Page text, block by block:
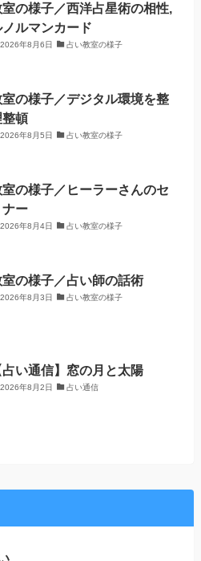
室の様子／西洋占星術の相性,
ノルマンカード
2026年8月6日 占い教室の様子
室の様子／デジタル環境を整
整頓
2026年8月5日 占い教室の様子
室の様子／ヒーラーさんのセ
ナー
2026年8月4日 占い教室の様子
室の様子／占い師の話術
2026年8月3日 占い教室の様子
占い通信】窓の月と太陽
2026年8月2日 占い通信